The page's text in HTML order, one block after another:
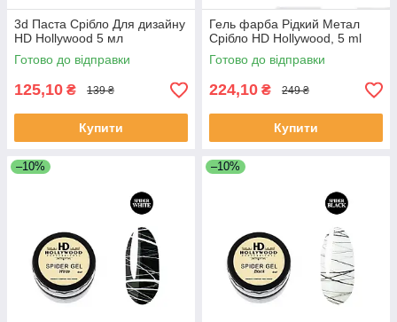
3d Паста Срібло Для дизайну
HD Hollywood 5 мл
Готово до відправки
125,10 ₴ 139 ₴
Купити
Гель фарба Рідкий Метал
Срібло HD Hollywood, 5 ml
Готово до відправки
224,10 ₴ 249 ₴
Купити
–10% –10%